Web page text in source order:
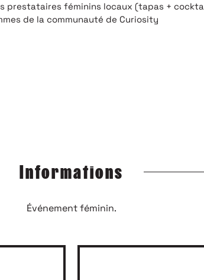
prestataires féminins locaux (tapas +
de la communauté de Curiosity
Informations
Événement féminin.